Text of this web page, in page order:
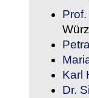
Karl
Dr.